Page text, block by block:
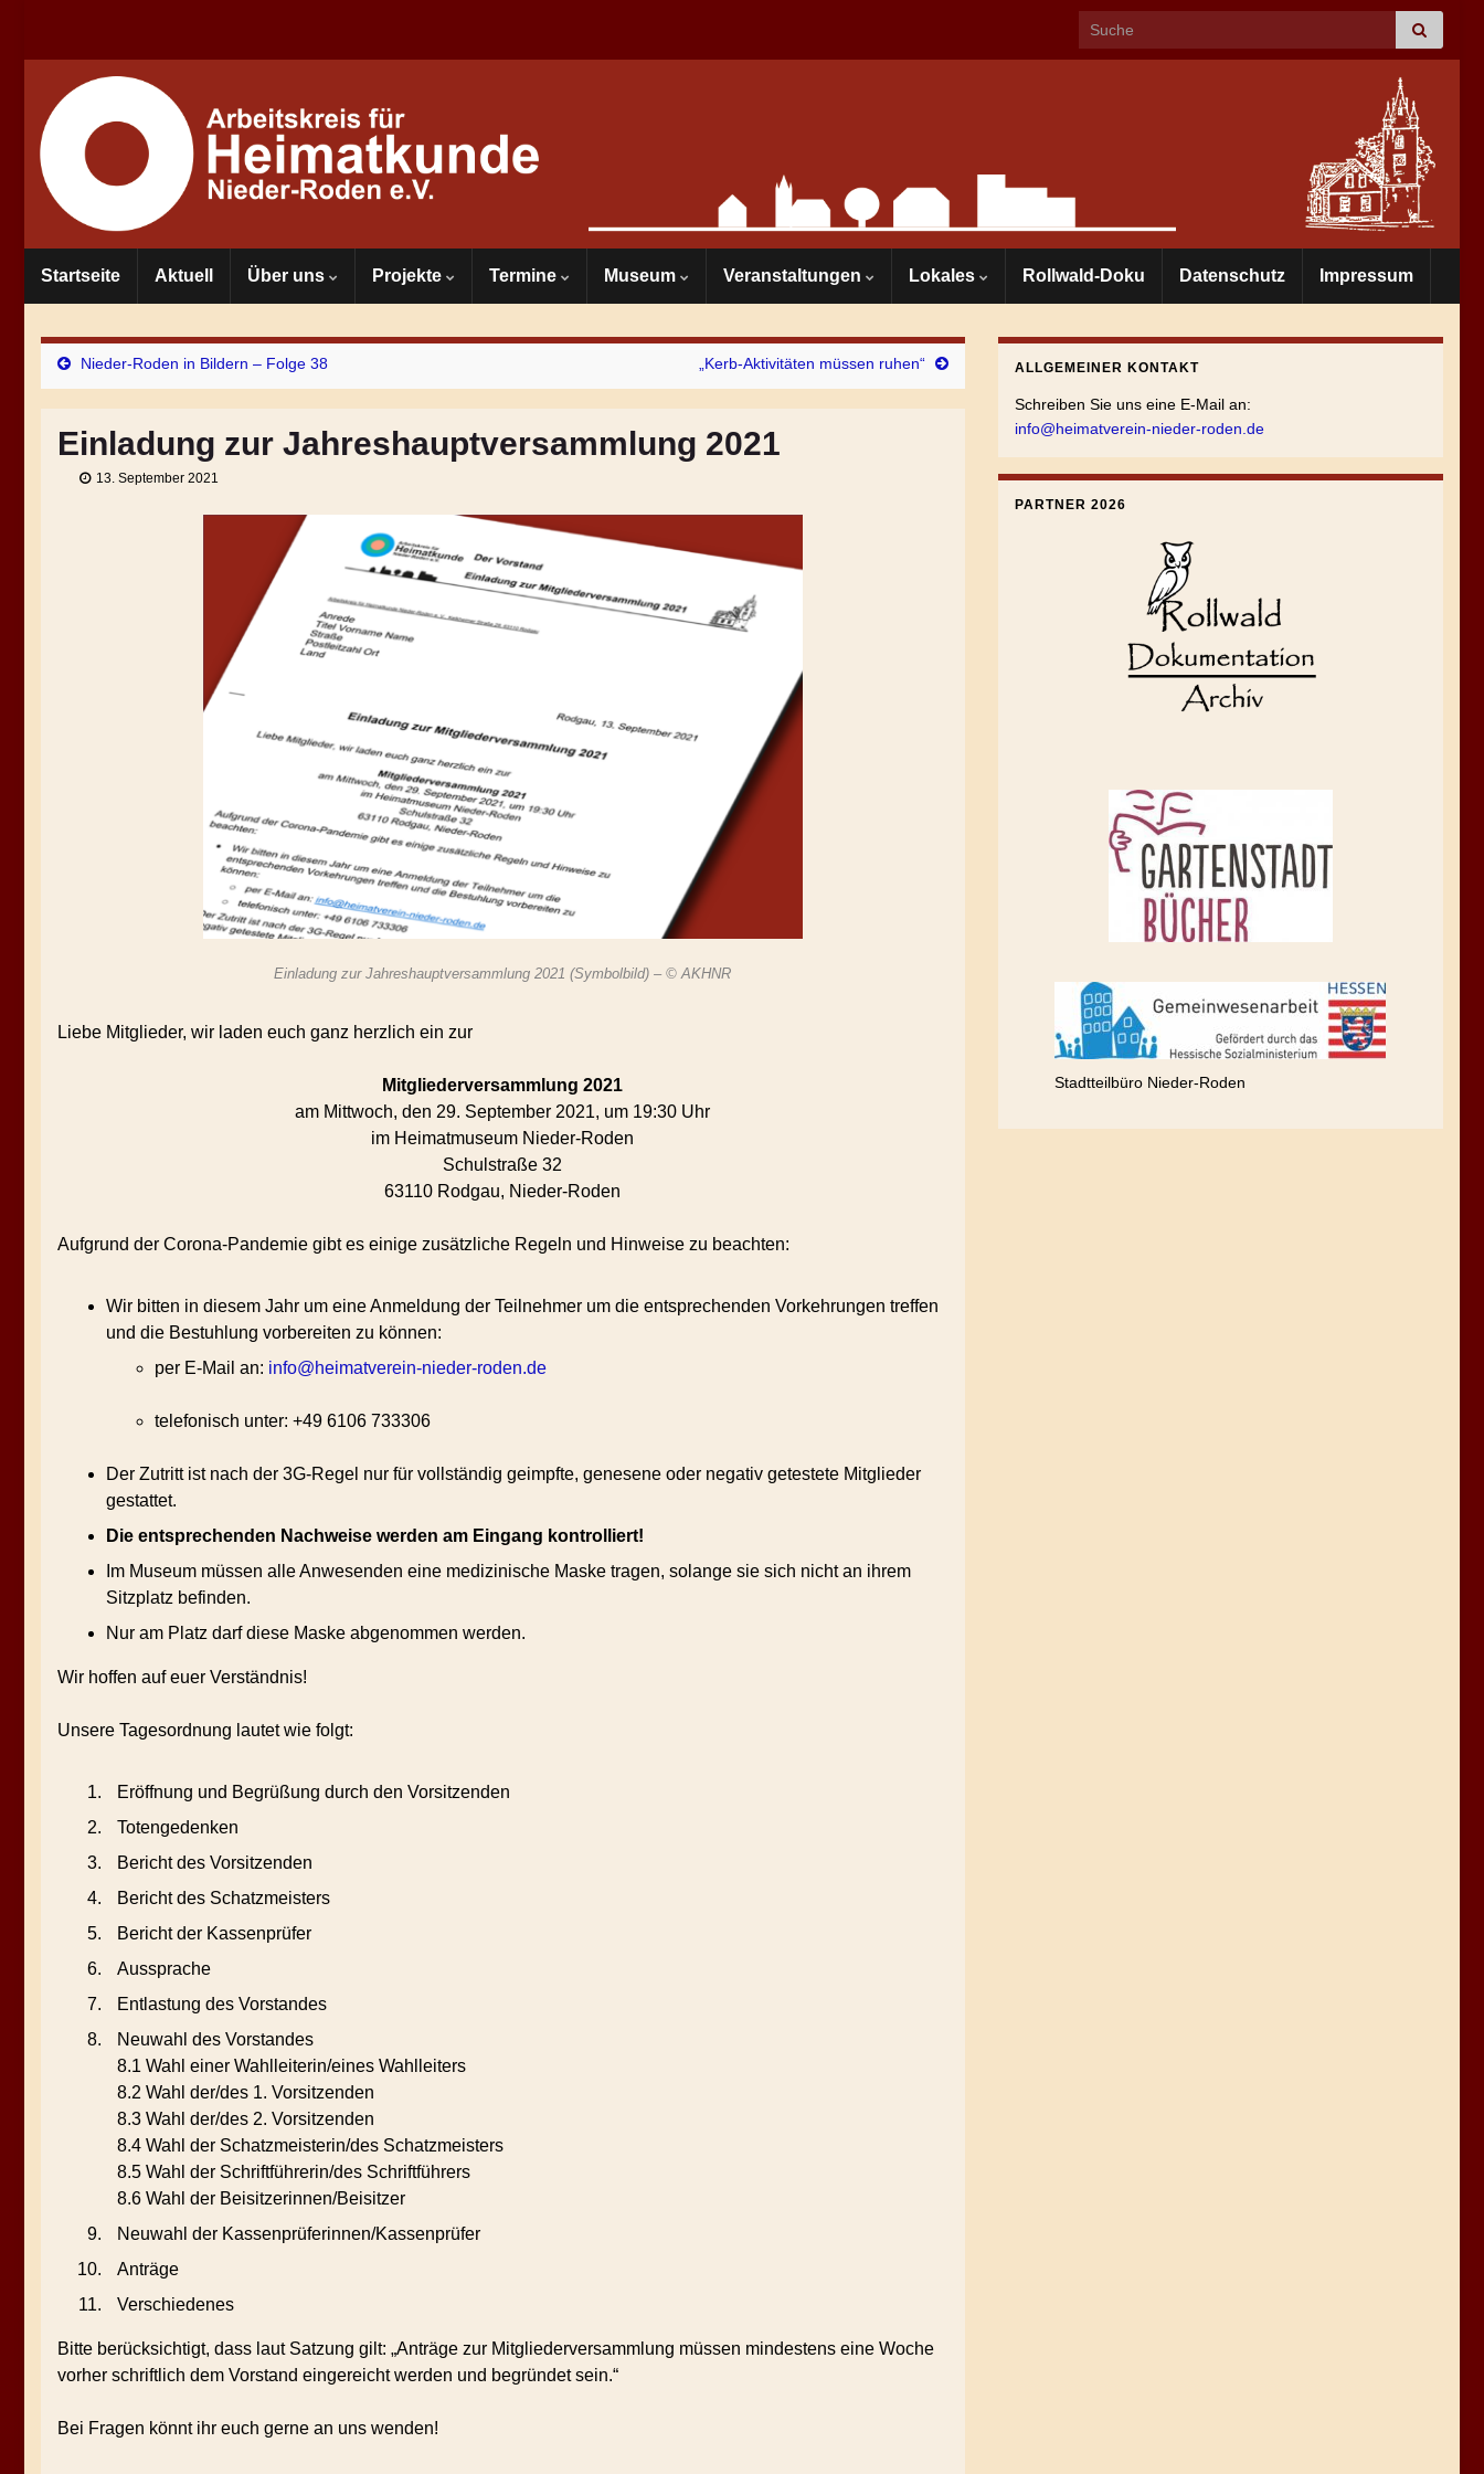
Search for:
Startseite Aktuell Über uns Projekte Termine Museum Veranstaltungen Lokales Rollwald-Doku Datenschutz Impressum
Nieder-Roden in Bildern – Folge 38 „Kerb-Aktivitäten müssen ruhen“
Einladung zur Jahreshauptversammlung 2021
13. September 2021
Einladung zur Jahreshauptversammlung 2021 (Symbolbild) – © AKHNR
Liebe Mitglieder, wir laden euch ganz herzlich ein zur
Mitgliederversammlung 2021
am Mittwoch, den 29. September 2021, um 19:30 Uhr
im Heimatmuseum Nieder-Roden
Schulstraße 32
63110 Rodgau, Nieder-Roden
Aufgrund der Corona-Pandemie gibt es einige zusätzliche Regeln und Hinweise zu beachten:
Wir bitten in diesem Jahr um eine Anmeldung der Teilnehmer um die entsprechenden Vorkehrungen treffen
und die Bestuhlung vorbereiten zu können:
per E-Mail an: info@heimatverein-nieder-roden.de
telefonisch unter: +49 6106 733306
Der Zutritt ist nach der 3G-Regel nur für vollständig geimpfte, genesene oder negativ getestete Mitglieder
gestattet.
Die entsprechenden Nachweise werden am Eingang kontrolliert!
Im Museum müssen alle Anwesenden eine medizinische Maske tragen, solange sie sich nicht an ihrem
Sitzplatz befinden.
Nur am Platz darf diese Maske abgenommen werden.
Wir hoffen auf euer Verständnis!
Unsere Tagesordnung lautet wie folgt:
Eröffnung und Begrüßung durch den Vorsitzenden
Totengedenken
Bericht des Vorsitzenden
Bericht des Schatzmeisters
Bericht der Kassenprüfer
Aussprache
Entlastung des Vorstandes
Neuwahl des Vorstandes
8.1 Wahl einer Wahlleiterin/eines Wahlleiters
8.2 Wahl der/des 1. Vorsitzenden
8.3 Wahl der/des 2. Vorsitzenden
8.4 Wahl der Schatzmeisterin/des Schatzmeisters
8.5 Wahl der Schriftführerin/des Schriftführers
8.6 Wahl der Beisitzerinnen/Beisitzer
Neuwahl der Kassenprüferinnen/Kassenprüfer
Anträge
Verschiedenes
Bitte berücksichtigt, dass laut Satzung gilt: „Anträge zur Mitgliederversammlung müssen mindestens eine Woche
vorher schriftlich dem Vorstand eingereicht werden und begründet sein.“
Bei Fragen könnt ihr euch gerne an uns wenden!
ALLGEMEINER KONTAKT
Schreiben Sie uns eine E-Mail an:
info@heimatverein-nieder-roden.de
PARTNER 2026
Stadtteilbüro Nieder-Roden